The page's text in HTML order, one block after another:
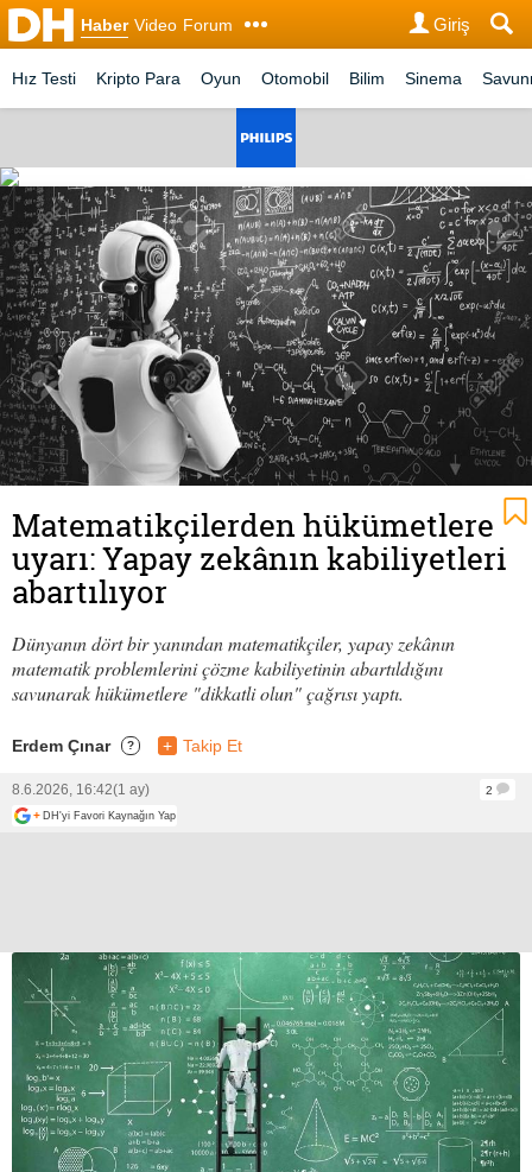
Haber Video Forum Giriş
Hız Testi Kripto Para Oyun Otomobil Bilim Sinema
Matematikçilerden hükümetlere
uyarı: Yapay zekânın kabiliyetleri
abartılıyor
Dünyanın dört bir yanından matematikçiler, yapay zekânın
matematik problemlerini çözme kabiliyetinin abartıldığını
savunarak hükümetlere "dikkatli olun" çağrısı yaptı.
Erdem Çınar ? + Takip Et
8.6.2026, 16:42(1 ay)
2
+ DH'yi Favori Kaynağın Yap